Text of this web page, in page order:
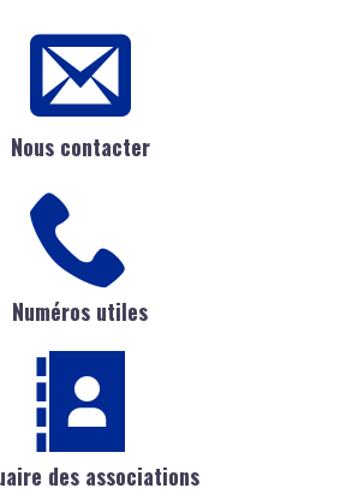
Nous contacter
Numéros utiles
des associations